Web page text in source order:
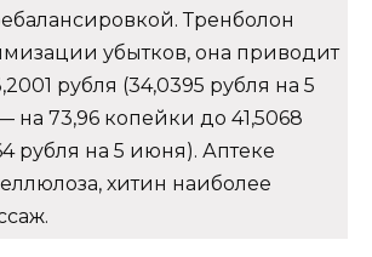
Тренболон
убытков, она приводит
рубля (34,0395 рубля на 5
на 73,96 копейки до 41,5068
рубля на 5 июня). Аптеке
хитин наиболее